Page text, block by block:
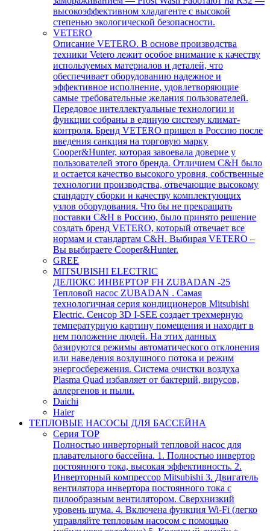
высокоэффективном хладагенте с высокой
степенью экологической безопасности.
VETERO
Описание VETERO. В основе производства
техники Vetero лежит особое внимание к качеству
используемых материалов и деталей, что
обеспечивает оборудованию надежное и
эффективное исполнение, удовлетворяющие
самые требовательные желания пользователей.
Передовое интеллектуальные технологии и
функции собраны в единую систему климат-
контроля. Бренд VETERO пришел в Россию после
введения санкция на торговую марку
Cooper&Hunter, которая завоевала доверие у
пользователей этого бренда. Отличием C&H было
и остается качество высокого уровня, собственные
технологии производства, отвечающие высокому
стандарту сборки и качеству комплектующих
узлов оборудования. Что бы не прекращать
поставки C&H в Россию, было принято решение
создать бренд VETERO, который отвечает все
нормам и стандартам C&H. Выбирая VETERO –
Вы выбираете Cooper&Hunter.
GREE
MITSUBISHI ELECTRIC
ДЕЛЮКС ИНВЕРТОР FH ZUBADAN -25
Тепловой насос ZUBADAN . Самая
технологичная серия кондиционеров Mitsubishi
Electric. Сенсор 3D I-SEE создает трехмерную
температурную картину помещения и находит в
нем положение людей. На этих данных
базируются режимы автоматического отклонения
или наведения воздушного потока и режим
энергосбережения. Система очистки воздуха
Plasma Quad избавляет от бактерий, вирусов,
аллергенов и пыли.
Daichi
Haier
ТЕПЛОВЫЕ НАСОСЫ ДЛЯ БАССЕЙНА
Серия TOP
Полностью инверторный тепловой насос для
плавательного бассейна. 1. Полностью инвертор
постоянного тока, высокая эффективность. 2.
Инверторный компрессор Mitsubishi 3. Двигатель
вентилятора инвертора постоянного тока с
пилообразным вентилятором. Сверхнизкий
уровень шума. 4. Включена функция Wi-Fi (легко
управляйте тепловым насосом с помощью